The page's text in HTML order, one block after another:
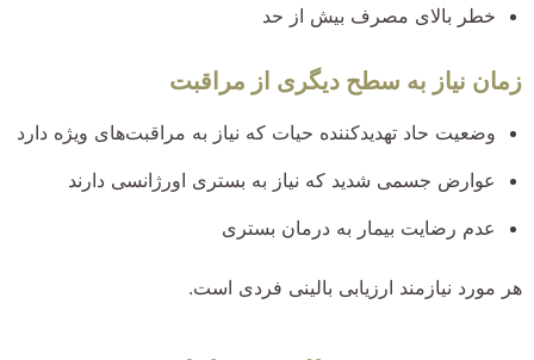
خطر بالای مصرف بیش از حد
زمان نیاز به سطح دیگری از مراقبت
وضعیت حاد تهدیدکننده حیات که نیاز به مراقبت‌های ویژه دارد
عوارض جسمی شدید که نیاز به بستری اورژانسی دارند
عدم رضایت بیمار به درمان بستری
هر مورد نیازمند ارزیابی بالینی فردی است.